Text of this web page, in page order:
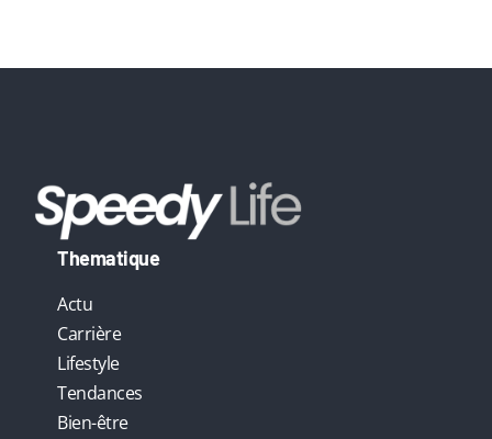
:
Thematique
Actu
Carrière
Lifestyle
Tendances
Bien-être